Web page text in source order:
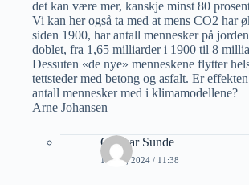
det kan være mer, kanskje minst 80
Vi kan her også ta med at mens CO2 har
siden 1900, har antall mennesker på
doblet, fra 1,65 milliarder i 1900 til 8
Dessuten «de nye» menneskene flytter
tettsteder med betong og asfalt. Er
antall mennesker med i klimamodellene?
Arne Johansen
Gunnar Sunde
1 JULI, 2024 / 11:38